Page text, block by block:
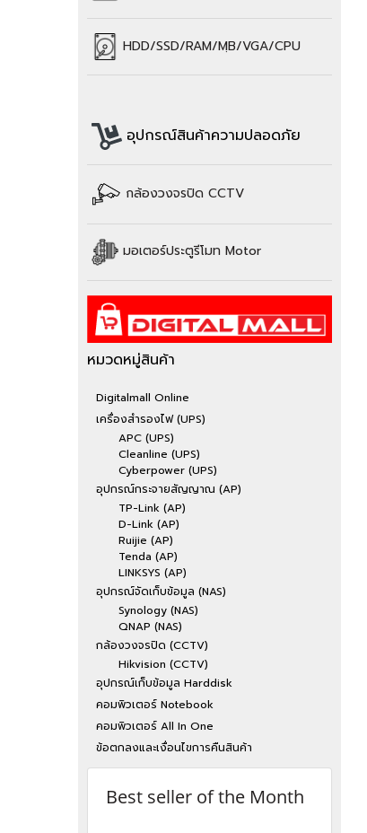
HDD/SSD/RAM/MฺB/VGA/CPU
อุปกรณ์สินค้าความปลอดภัย
กล้องวงจรปิด CCTV
มอเตอร์ประตูรีโมท Motor
หมวดหมู่สินค้า
Digitalmall Online
เครื่องสำรองไฟ (UPS)
APC (UPS)
Cleanline (UPS)
Cyberpower (UPS)
อุปกรณ์กระจายสัญญาณ (AP)
TP-Link (AP)
D-Link (AP)
Ruijie (AP)
Tenda (AP)
LINKSYS (AP)
อุปกรณ์จัดเก็บข้อมูล (NAS)
Synology (NAS)
QNAP (NAS)
กล้องวงจรปิด (CCTV)
Hikvision (CCTV)
อุปกรณ์เก็บข้อมูล Harddisk
คอมพิวเตอร์ Notebook
คอมพิวเตอร์ All In One
ข้อตกลงและเงื่อนไขการคืนสินค้า
Best seller of the Month